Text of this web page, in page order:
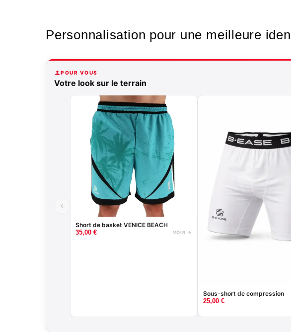
Personnalisation pour une meilleure
POUR VOUS
Votre look sur le terrain
Short de basket VENICE BEACH
35,00 € VOIR →
Sous-short de compression
25,00 €